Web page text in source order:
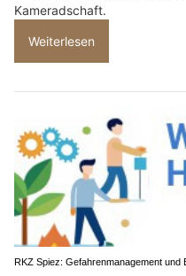
Kameradschaft.
Weiterlesen
RKZ Spiez: Gefahrenmanagement und